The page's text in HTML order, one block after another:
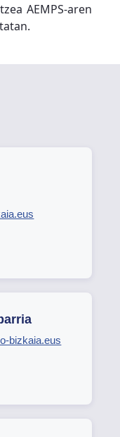
AEMPS-aren
bizkaia.eus